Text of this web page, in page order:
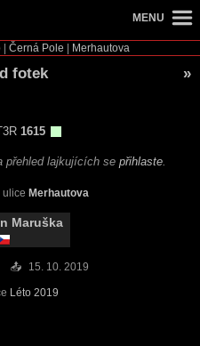
Černá Pole Merhautova
fotek »
1615
přehled lajkujících se přihlaste
ulice Merhautova
Maruška
📤 15. 10. 2019
Léto 2019
MENU